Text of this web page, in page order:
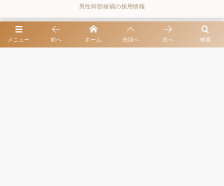
男性幹部候補の採用情報
プライバシーポリシー
メニュー 検索
前へ ホーム 先頭へ 次へ